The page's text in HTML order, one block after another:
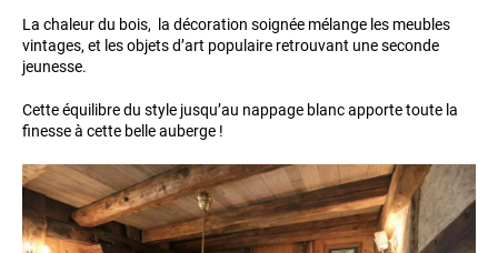
La chaleur du bois, la décoration soignée mélange les meubles
vintages, et les objets d’art populaire retrouvant une seconde
jeunesse.
Cette équilibre du style jusqu’au nappage blanc apporte toute la
finesse à cette belle auberge !